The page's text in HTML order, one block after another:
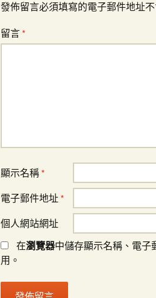
發佈留言必須填寫的電子郵件地址不
留言 *
顯示名稱 *
電子郵件地址 *
個人網站網址
在瀏覽器中儲存顯示名稱、電子
用。